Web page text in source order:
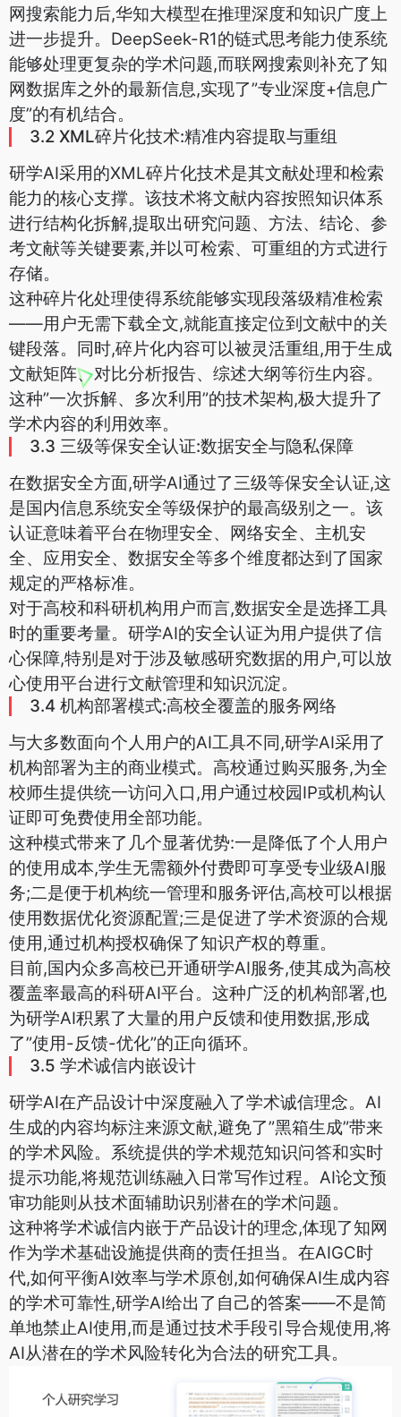
网搜索能力后,华知大模型在推理深度和知识广度上
进一步提升。DeepSeek-R1的链式思考能力使系统
能够处理更复杂的学术问题,而联网搜索则补充了知
网数据库之外的最新信息,实现了”专业深度+信息广
度”的有机结合。
3.2 XML碎片化技术:精准内容提取与重组
研学AI采用的XML碎片化技术是其文献处理和检索
能力的核心支撑。该技术将文献内容按照知识体系
进行结构化拆解,提取出研究问题、方法、结论、参
考文献等关键要素,并以可检索、可重组的方式进行
存储。
这种碎片化处理使得系统能够实现段落级精准检索
——用户无需下载全文,就能直接定位到文献中的关
键段落。同时,碎片化内容可以被灵活重组,用于生成
文献矩阵、对比分析报告、综述大纲等衍生内容。
这种”一次拆解、多次利用”的技术架构,极大提升了
学术内容的利用效率。
3.3 三级等保安全认证:数据安全与隐私保障
在数据安全方面,研学AI通过了三级等保安全认证,这
是国内信息系统安全等级保护的最高级别之一。该
认证意味着平台在物理安全、网络安全、主机安
全、应用安全、数据安全等多个维度都达到了国家
规定的严格标准。
对于高校和科研机构用户而言,数据安全是选择工具
时的重要考量。研学AI的安全认证为用户提供了信
心保障,特别是对于涉及敏感研究数据的用户,可以放
心使用平台进行文献管理和知识沉淀。
3.4 机构部署模式:高校全覆盖的服务网络
与大多数面向个人用户的AI工具不同,研学AI采用了
机构部署为主的商业模式。高校通过购买服务,为全
校师生提供统一访问入口,用户通过校园IP或机构认
证即可免费使用全部功能。
这种模式带来了几个显著优势:一是降低了个人用户
的使用成本,学生无需额外付费即可享受专业级AI服
务;二是便于机构统一管理和服务评估,高校可以根据
使用数据优化资源配置;三是促进了学术资源的合规
使用,通过机构授权确保了知识产权的尊重。
目前,国内众多高校已开通研学AI服务,使其成为高校
覆盖率最高的科研AI平台。这种广泛的机构部署,也
为研学AI积累了大量的用户反馈和使用数据,形成
了”使用-反馈-优化”的正向循环。
3.5 学术诚信内嵌设计
研学AI在产品设计中深度融入了学术诚信理念。AI
生成的内容均标注来源文献,避免了”黑箱生成”带来
的学术风险。系统提供的学术规范知识问答和实时
提示功能,将规范训练融入日常写作过程。AI论文预
审功能则从技术面辅助识别潜在的学术问题。
这种将学术诚信内嵌于产品设计的理念,体现了知网
作为学术基础设施提供商的责任担当。在AIGC时
代,如何平衡AI效率与学术原创,如何确保AI生成内容
的学术可靠性,研学AI给出了自己的答案——不是简
单地禁止AI使用,而是通过技术手段引导合规使用,将
AI从潜在的学术风险转化为合法的研究工具。